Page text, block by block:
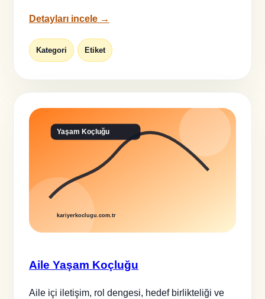
Detayları incele →
Kategori Etiket
Aile Yaşam Koçluğu
Aile içi iletişim, rol dengesi, hedef birlikteliği ve